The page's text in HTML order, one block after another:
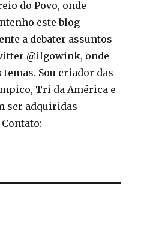
do Povo, onde
este blog
a debater assuntos
@ilgowink, onde
Sou criador das
Tri da América e
ser adquiridas